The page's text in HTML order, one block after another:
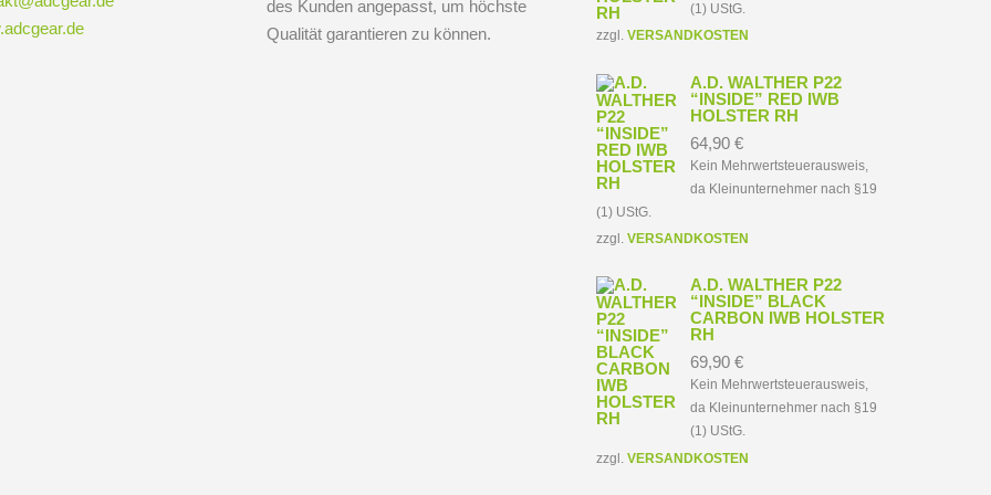
des Kunden angepasst, um höchste
Qualität garantieren zu können.
(1) UStG.
zzgl.VERSANDKOSTEN
A.D. WALTHER P22
“INSIDE” RED IWB
HOLSTER RH
64,90€
Kein Mehrwertsteuerausweis,
da Kleinunternehmer nach §19
(1) UStG.
zzgl.VERSANDKOSTEN
A.D. WALTHER P22
“INSIDE” BLACK
CARBON IWB HOLSTER
RH
69,90€
Kein Mehrwertsteuerausweis,
da Kleinunternehmer nach §19
(1) UStG.
zzgl.VERSANDKOSTEN